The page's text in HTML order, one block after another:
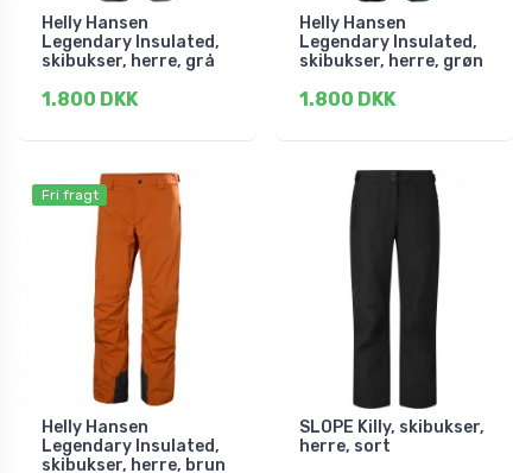
Helly Hansen
Legendary Insulated,
skibukser, herre, grå
1.800 DKK
Helly Hansen
Legendary Insulated,
skibukser, herre, grøn
1.800 DKK
Fri fragt
Helly Hansen
Legendary Insulated,
skibukser, herre, brun
SLOPE Killy, skibukser,
herre, sort